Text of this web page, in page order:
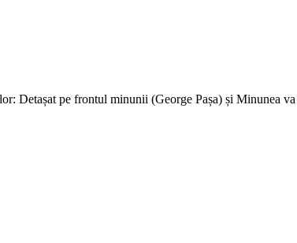
Detașat pe frontul minunii (George Pașa) și